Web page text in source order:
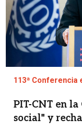
113ª Conferencia
PIT-CNT en
social" y